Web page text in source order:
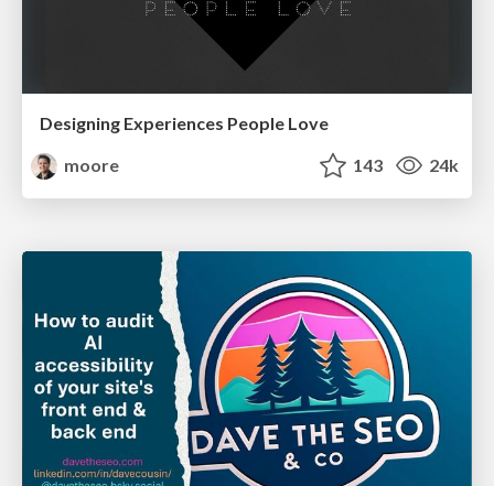
Designing Experiences People Love
moore
143 24k